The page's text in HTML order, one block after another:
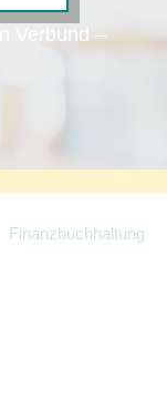
Verbund –
Finanzbuchhaltung
um die
der
und